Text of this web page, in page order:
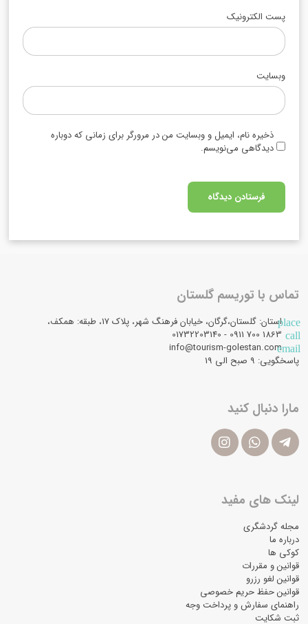
پست الکترونیک
وبسایت
ذخیره نام، ایمیل و وبسایت من در مرورگر برای زمانی که دوباره
دیدگاهی می‌نویسم.
تماس با توریسم گلستان
placeاستان: گلستان،گرگان، خیابان فرهنگ شهر، پلاک 17، طبقه: همکف،
call
email
info@tourism-golestan.com
پاسخگویی: ۹ صبح الی 19
مارا دنبال کنید
لینک های مفید
مجله گردشگری
درباره ما
کوکی ها
قوانین و مقررات
قوانین لغو رزرو
قوانین حفظ حریم خصوصی
راهنمای سفارش و پرداخت وجه
ثبت شکایت